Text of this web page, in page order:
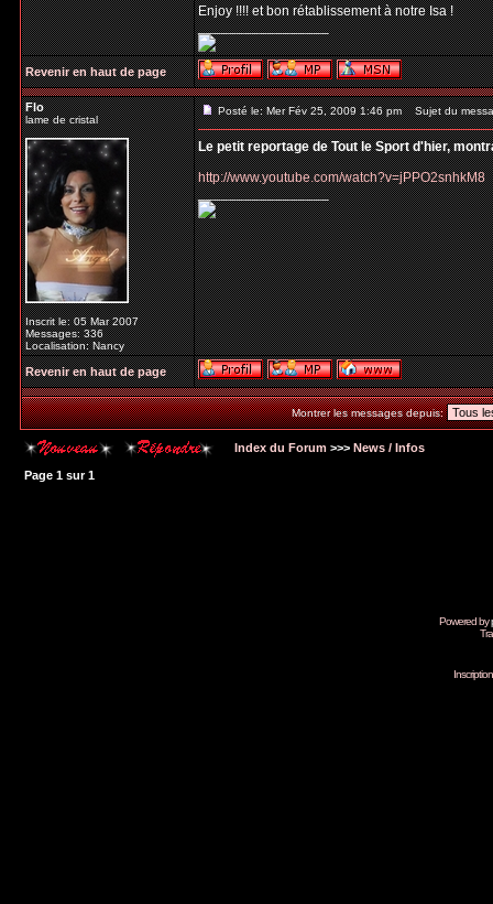
Enjoy !!!! et bon rétablissement à notre Isa !
_________________
Revenir en haut de page
Flo
lame de cristal
Inscrit le: 05 Mar 2007
Messages: 336
Localisation: Nancy
Posté le: Mer Fév 25, 2009 1:46 pm Sujet du
Le petit reportage de Tout le Sport d'hier,
http://www.youtube.com/watch?v=jPPO2snhkM8
_________________
Revenir en haut de page
Montrer les messages depuis:
Index du Forum >>> News / Infos
Page 1 sur1
Powered by